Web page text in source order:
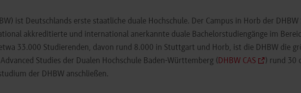
ist Deutschlands erste staatliche duale Hochschule. Der Campus in Horb der
akkreditierte und international anerkannte duale Bachelorstudiengänge im
33.000 Studierenden, davon rund 8.000 in Stuttgart und Horb, ist die DHBW die
Studies der Dualen Hochschule Baden-Württemberg (DHBW CAS
) rund 30
der DHBW anschließen.